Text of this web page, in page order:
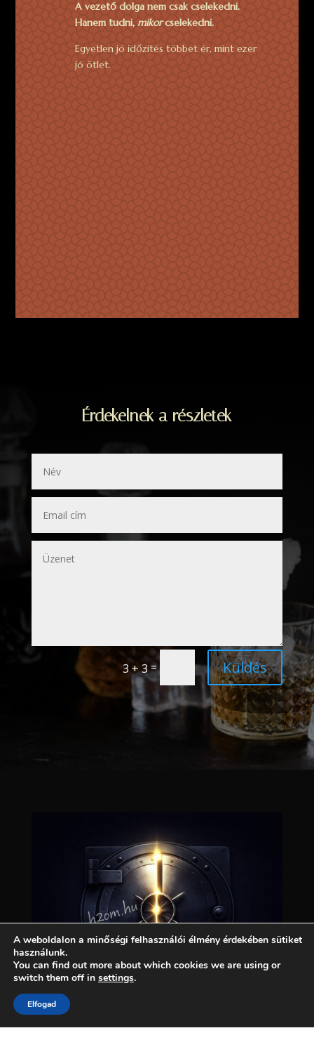
A vezető dolga nem csak cselekedni.
Hanem tudni, mikorcselekedni.
Egyetlen jó időzítés többet ér, mint ezer
jó ötlet.
Érdekelnek a részletek
3 + 3 = Küldés
A weboldalon a minőségi felhasználói élmény érdekében sütiket
használunk.
You can find out more about which cookies we are using or
switch them off in settings.
Elfogad